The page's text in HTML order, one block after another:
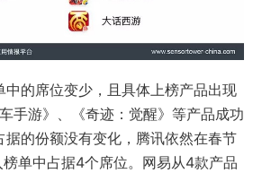
中的席位变少，且具体上榜产品出现
手游》、《奇迹：觉醒》等产品成功
据的份额没有变化，腾讯依然在春节
单中占据4个席位。网易从4款产品